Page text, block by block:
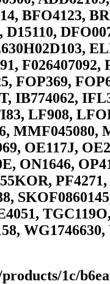
BFO4123,
FOP369,
IB774062,
LF908,
MMF045080,
OE117J,
ON1646,
1c/